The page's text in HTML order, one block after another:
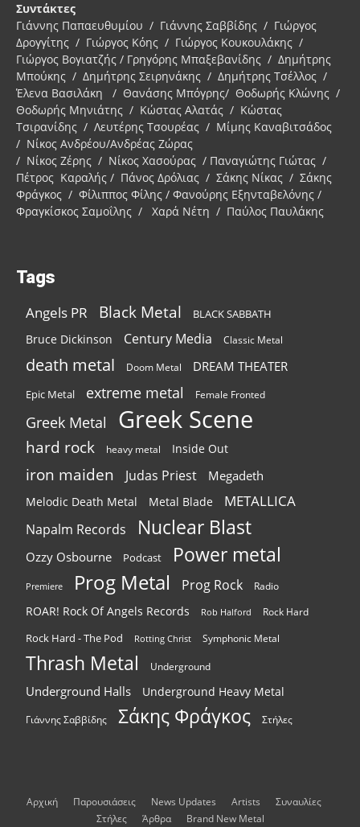
Συντάκτες
Γιάννης Παπαευθυμίου / Γιάννης Σαββίδης / Γιώργος
Δρογγίτης / Γιώργος Κόης / Γιώργος Κουκουλάκης /
Γιώργος Βογιατζής / Γρηγόρης Μπαξεβανίδης / Δημήτρης
Μπούκης / Δημήτρης Σειρηνάκης / Δημήτρης Τσέλλος /
Έλενα Βασιλάκη / Θανάσης Μπόγρης/ Θοδωρής Κλώνης /
Θοδωρής Μηνιάτης / Κώστας Αλατάς / Κώστας
Τσιρανίδης / Λευτέρης Τσουρέας / Μίμης Καναβιτσάδος
/ Νίκος Ανδρέου/Ανδρέας Ζώρας
/ Νίκος Ζέρης / Νίκος Χασούρας / Παναγιώτης Γιώτας /
Πέτρος Καραλής / Πάνος Δρόλιας / Σάκης Νίκας / Σάκης
Φράγκος / Φίλιππος Φίλης / Φανούρης Εξηνταβελόνης /
Φραγκίσκος Σαμοΐλης / Χαρά Νέτη / Παύλος Παυλάκης
Tags
Angels PR Black Metal BLACK SABBATH
Bruce Dickinson Century Media Classic Metal
death metal Doom Metal DREAM THEATER
Epic Metal extreme metal Female Fronted
Greek Metal Greek Scene
hard rock heavy metal Inside Out
iron maiden Judas Priest Megadeth
Melodic Death Metal Metal Blade METALLICA
Napalm Records Nuclear Blast
Ozzy Osbourne Podcast Power metal
Premiere Prog Metal Prog Rock Radio
ROAR! Rock Of Angels Records Rob Halford Rock Hard
Rock Hard - The Pod Rotting Christ Symphonic Metal
Thrash Metal Underground
Underground Halls Underground Heavy Metal
Γιάννης Σαββίδης Σάκης Φράγκος Στήλες
Αρχική Παρουσιάσεις News Updates Artists
Συναυλίες
Στήλες
Άρθρα Brand New Metal